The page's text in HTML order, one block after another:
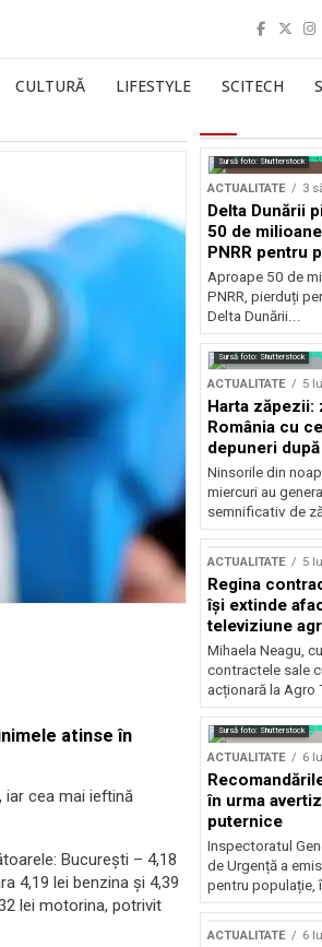
CULTURĂ LIFESTYLE SCITECH
atinse în
iar cea mai ieftină
București – 4,18
4,19 lei benzina și 4,39
lei motorina, potrivit
Sursă foto: Shutterstock
ACTUALITATE 3
Delta Dunării
50 de
PNRR pentru
esențiale
Aproape 50 de
PNRR, pierduți
Delta Dunării...
Sursă foto: Shutterstock
ACTUALITATE 5
Harta zăpezii:
România cu
depuneri
Ninsorile din
miercuri au
semnificativ de
ACTUALITATE 5
Regina
își extinde
televiziune
Mihaela Neagu,
contractele sale
acționară la Agro
Sursă foto: Shutterstock
ACTUALITATE 6
în urma
puternice
Inspectoratul
de Urgență a
pentru populație,
ACTUALITATE 6